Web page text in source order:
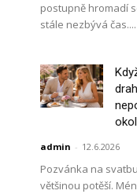
postupně hromadí
stále nezbývá čas....
admin - 12.6.2026
Pozvánka na
většinou potěší.